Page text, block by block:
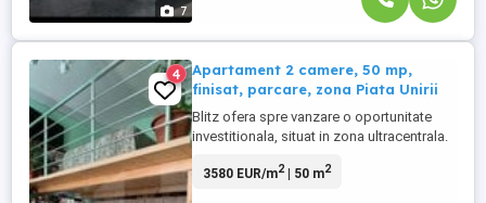
7
4
Apartament 2 camere, 50 mp,
finisat, parcare, zona Piata Unirii
Blitz ofera spre vanzare o oportunitate
investitionala, situat in zona ultracentrala.
imobil compus din P + 1 + pod si dispune
3580 EUR/m2| 50 m2